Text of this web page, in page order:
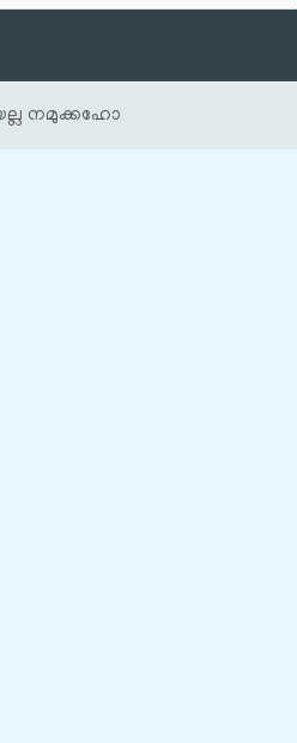
നമുക്കഹോ